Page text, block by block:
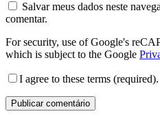
Salvar meus dados neste
comentar.
For security, use of Google's
which is subject to the Google
I agree to these terms (required).